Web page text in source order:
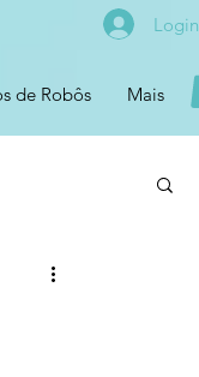
Login
de Robôs Mais